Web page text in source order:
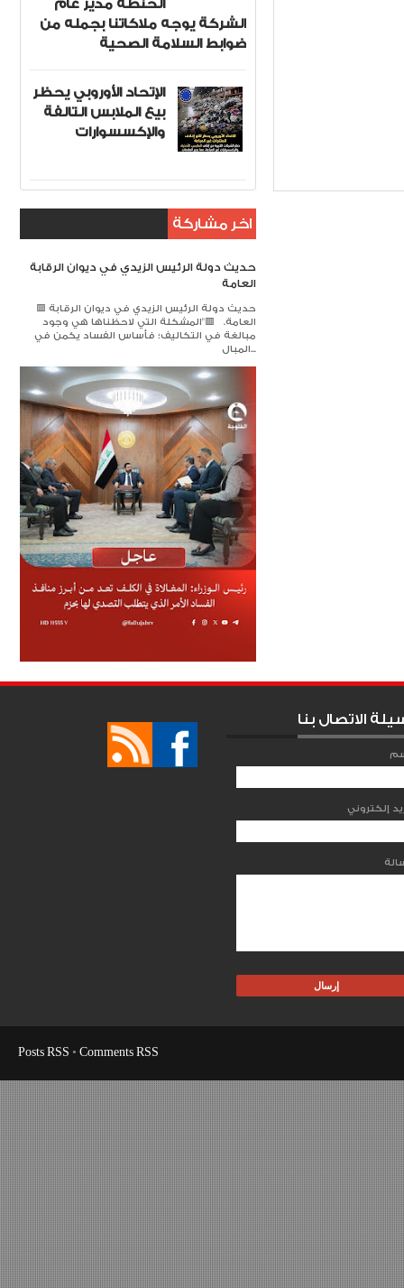
الشركة يوجه ملاكاتنا بجمله من
ضوابط السلامة الصحية
الإتحاد الأوروبي يحظر
بيع الملابس التالفة
والإكسسوارات
اخر مشاركة
حديث دولة الرئيس الزيدي في ديوان الرقابة
العامة
🟥 حديث دولة الرئيس الزيدي في ديوان الرقابة
العامة. 🟥​"المشكلة التي لاحظناها هي وجود
مبالغة في التكاليف؛ فأساس الفساد يكمن في
المبال...
الاتصال بنا
Posts RSS • Comments RSS